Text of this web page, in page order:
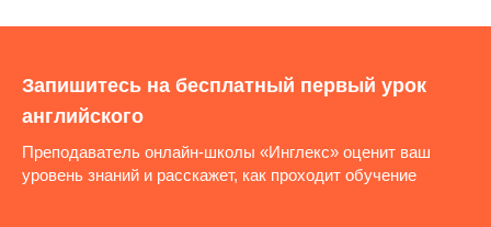
Запишитесь на бесплатный первый урок
английского
Преподаватель онлайн-школы «Инглекс» оценит ваш
уровень знаний и расскажет, как проходит обучение